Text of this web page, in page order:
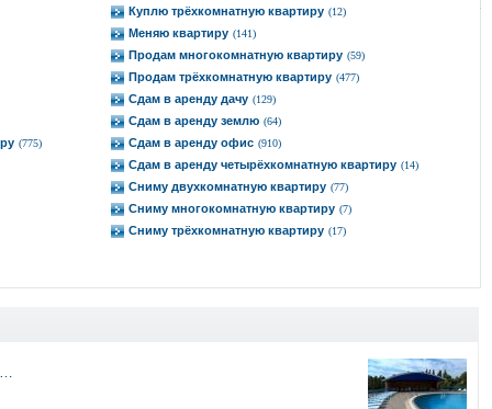
Куплю трёхкомнатную квартиру (12)
Меняю квартиру (141)
Продам многокомнатную квартиру (59)
Продам трёхкомнатную квартиру (477)
Сдам в аренду дачу (129)
Сдам в аренду землю (64)
(775) Сдам в аренду офис (910)
Сдам в аренду четырёхкомнатную квартиру (14)
Сниму двухкомнатную квартиру (77)
Сниму многокомнатную квартиру (7)
Сниму трёхкомнатную квартиру (17)
…